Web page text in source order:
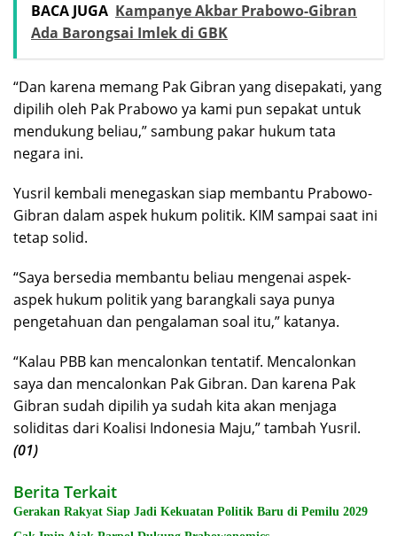
BACA JUGA Kampanye Akbar Prabowo-Gibran
Ada Barongsai Imlek di GBK
“Dan karena memang Pak Gibran yang disepakati, yang
dipilih oleh Pak Prabowo ya kami pun sepakat untuk
mendukung beliau,” sambung pakar hukum tata
negara ini.
Yusril kembali menegaskan siap membantu Prabowo-
Gibran dalam aspek hukum politik. KIM sampai saat ini
tetap solid.
“Saya bersedia membantu beliau mengenai aspek-
aspek hukum politik yang barangkali saya punya
pengetahuan dan pengalaman soal itu,” katanya.
“Kalau PBB kan mencalonkan tentatif. Mencalonkan
saya dan mencalonkan Pak Gibran. Dan karena Pak
Gibran sudah dipilih ya sudah kita akan menjaga
soliditas dari Koalisi Indonesia Maju,” tambah Yusril.
(01)
Berita Terkait
Gerakan Rakyat Siap Jadi Kekuatan Politik Baru di Pemilu 2029